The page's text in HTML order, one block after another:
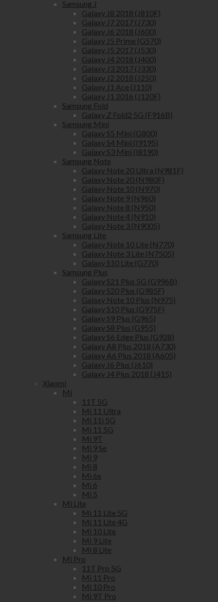
Samsung J
Galaxy J8 2018 (J810F)
Galaxy J7 2017 (J730)
Galaxy J6 2018 (J600)
Galaxy J5 Prime (G570)
Galaxy J5 2017 (J530)
Galaxy J4 2018 (J400)
Galaxy J3 2017 (J330)
Galaxy J2 2018 (J250)
Galaxy J1 Ace (J110)
Galaxy J1 2016 (J120F)
Samsung Fold
Galaxy Z Fold2 5G (F916B)
Samsung Mini
Galaxy S5 Mini (G800)
Galaxy S4 Mini (I9195)
Galaxy S3 Mini (I8190)
Samsung Note
Galaxy Note 20 Ultra (N981F)
Galaxy Note 20 (N980F)
Galaxy Note 10 (N970)
Galaxy Note 9 (N960)
Galaxy Note 8 (N950)
Galaxy Note 4 (N910)
Galaxy Note 3 (N9005)
Samsung Lite
Galaxy Note 10 Lite (N770)
Galaxy Note 3 Lite (N7505)
Galaxy S10 Lite (G770)
Samsung Plus
Galaxy S21 Plus 5G (G996B)
Galaxy S20 Plus (G985F)
Galaxy Note 10 Plus (N975)
Galaxy S10 Plus (G975F)
Galaxy S9 Plus (G965)
Galaxy S8 Plus (G955)
Galaxy S6 Edge Plus (G928)
Galaxy A8 Plus 2018 (A730)
Galaxy A6 Plus 2018 (A605)
Galaxy J6 Plus (J610)
Galaxy J4 Plus 2018 (J415)
Xiaomi
Mi
11T 5G
Mi 11 Ultra
Mi 11i 5G
Mi 11 5G
Mi 9T
Mi 9 Se
Mi 9
Mi 8
Mi 6x
Mi 6
Mi 5
Mi Lite
Mi 11 Lite 5G
Mi 11 Lite 4G
Mi 10 Lite
Mi 9 Lite
Mi 8 Lite
Mi Pro
11T Pro 5G
Mi 11 Pro
Mi 10 Pro
Mi 9T Pro